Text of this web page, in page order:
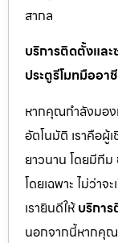
สากล
บริการติดตั้งและ
ประตูรีโมทมืออ
หากคุณกำลังมอง
อัตโนมัติ เราคือผู้
ยาวนาน โดยมีทีม
โดยเฉพาะ ไม่ว่า
เรายินดีให้บริกา
นอกจากนี้หากคุณ